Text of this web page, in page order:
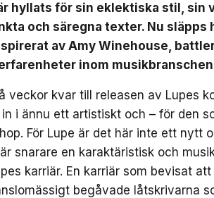
hyllats för sin eklektiska stil, sin
och säregna texter. Nu släpps
av Amy Winehouse,
inom
veckor kvar till releasen av Lupes
i ännu ett artistiskt och – för den
För Lupe är det här inte ett nytt
snarare en karaktäristisk och
karriär. En karriär som bevisat
begåvade låtskrivarna